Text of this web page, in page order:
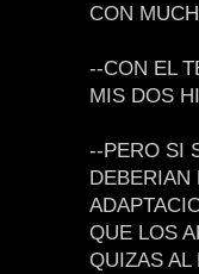
CON
--CON EL
MIS DOS
--PERO SI
DEBERIAN
QUE LOS
QUIZAS AL